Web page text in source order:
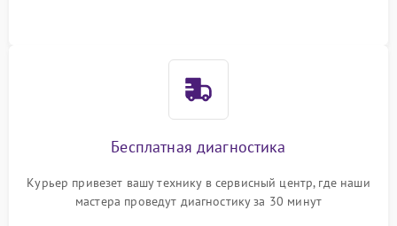
Бесплатная диагностика
Курьер привезет вашу технику в сервисный центр, где наши
мастера проведут диагностику за 30 минут